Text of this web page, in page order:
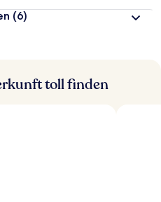
(6)
toll finden